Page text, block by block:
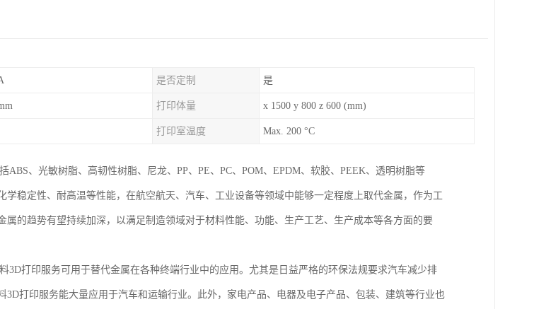
是否定制 是
打印体量 x 1500 y 800 z 600 (mm)
打印室温度 Max. 200 °C
ABS、光敏树脂、高韧性树脂、尼龙、PP、PE、PC、POM、EPDM、软胶、PEEK、透明树脂等
学稳定性、耐高温等性能，在航空航天、汽车、工业设备等领域中能够一定程度上取代金属，作为工
属的趋势有望持续加深，以满足制造领域对于材料性能、功能、生产工艺、生产成本等各方面的要
3D打印服务可用于替代金属在各种终端行业中的应用。尤其是日益严格的环保法规要求汽车减少排
3D打印服务能大量应用于汽车和运输行业。此外，家电产品、电器及电子产品、包装、建筑等行业也